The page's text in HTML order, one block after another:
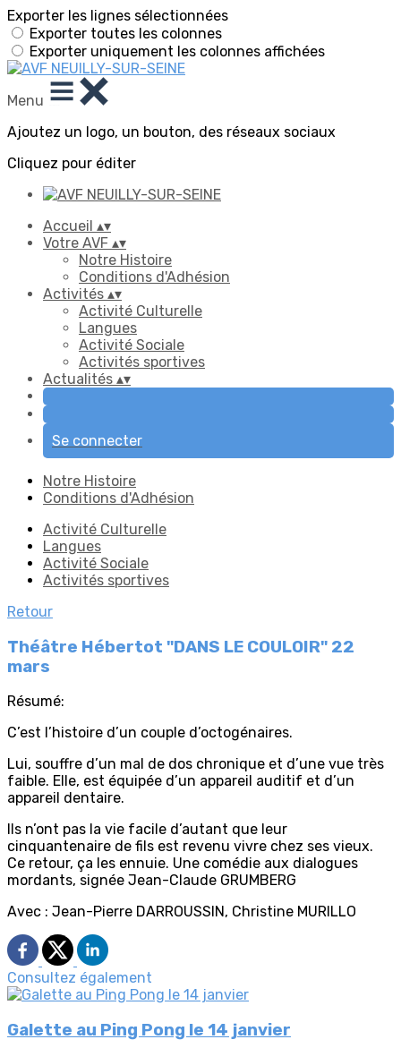
Exporter les lignes sélectionnées
Exporter toutes les colonnes
Exporter uniquement les colonnes affichées
Menu
Ajoutez un logo, un bouton, des réseaux sociaux
Cliquez pour éditer
Accueil ▴▾
Votre AVF ▴▾
Notre Histoire
Conditions d'Adhésion
Activités ▴▾
Activité Culturelle
Langues
Activité Sociale
Activités sportives
Actualités ▴▾
Se connecter
Notre Histoire
Conditions d'Adhésion
Activité Culturelle
Langues
Activité Sociale
Activités sportives
Retour
Théâtre Hébertot "DANS LE COULOIR" 22
mars
Résumé:
C’est l’histoire d’un couple d’octogénaires.
Lui, souffre d’un mal de dos chronique et d’une vue très
faible. Elle, est équipée d’un appareil auditif et d’un
appareil dentaire.
Ils n’ont pas la vie facile d’autant que leur
cinquantenaire de fils est revenu vivre chez ses vieux.
Ce retour, ça les ennuie. Une comédie aux dialogues
mordants, signée Jean-Claude GRUMBERG
Avec : Jean-Pierre DARROUSSIN, Christine MURILLO
Consultez également
Galette au Ping Pong le 14 janvier